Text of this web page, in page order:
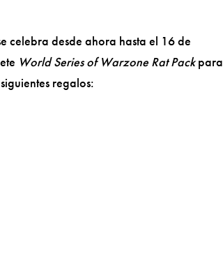
celebra desde ahora hasta el 16 de
World Series of Warzone Rat Packpara
regalos: